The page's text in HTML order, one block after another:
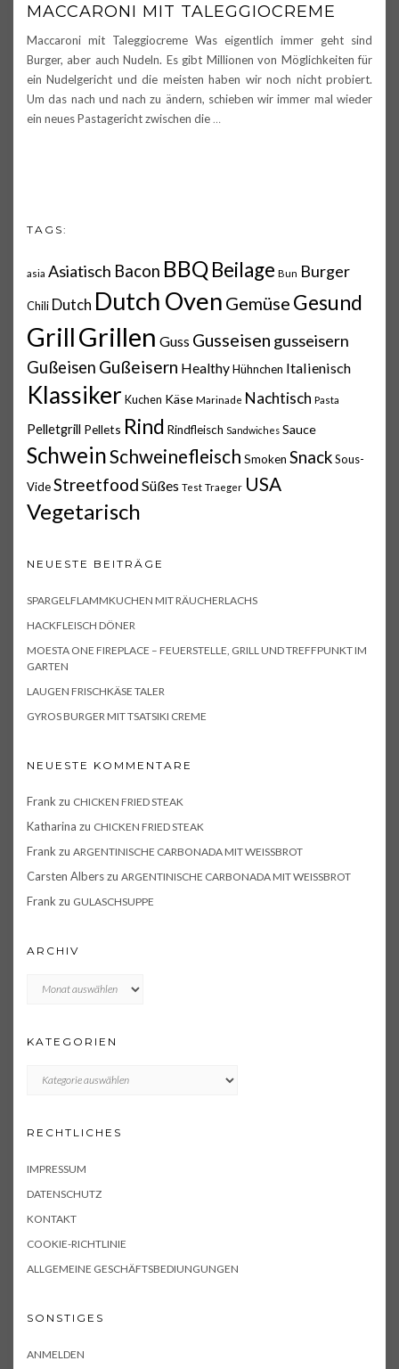
MACCARONI MIT TALEGGIOCREME
Maccaroni mit Taleggiocreme Was eigentlich immer geht sind
Burger, aber auch Nudeln. Es gibt Millionen von Möglichkeiten für
ein Nudelgericht und die meisten haben wir noch nicht probiert.
Um das nach und nach zu ändern, schieben wir immer mal wieder
ein neues Pastagericht zwischen die …
TAGS:
asia Asiatisch Bacon BBQBeilage Bun Burger
Chili Dutch Dutch Oven Gemüse Gesund
GrillGrillen Guss Gusseisen gusseisern
Gußeisen Gußeisern HealthyHühnchen Italienisch
Klassiker Kuchen Käse Marinade Nachtisch Pasta
Pelletgrill Pellets Rind Rindfleisch Sandwiches Sauce
SchweinSchweinefleisch Smoken SnackSous-
VideStreetfood Süßes Test Traeger USA
Vegetarisch
NEUESTE BEITRÄGE
SPARGELFLAMMKUCHEN MIT RÄUCHERLACHS
HACKFLEISCH DÖNER
MOESTA ONE FIREPLACE – FEUERSTELLE, GRILL UND TREFFPUNKT IM
GARTEN
LAUGEN FRISCHKÄSE TALER
GYROS BURGER MIT TSATSIKI CREME
NEUESTE KOMMENTARE
Frank zu CHICKEN FRIED STEAK
Katharina zu CHICKEN FRIED STEAK
Frank zu ARGENTINISCHE CARBONADA MIT WEISSBROT
Carsten Alberszu ARGENTINISCHE CARBONADA MIT WEISSBROT
Frank zu GULASCHSUPPE
ARCHIV
KATEGORIEN
RECHTLICHES
IMPRESSUM
DATENSCHUTZ
KONTAKT
COOKIE-RICHTLINIE
ALLGEMEINE GESCHÄFTSBEDIUNGUNGEN
SONSTIGES
ANMELDEN